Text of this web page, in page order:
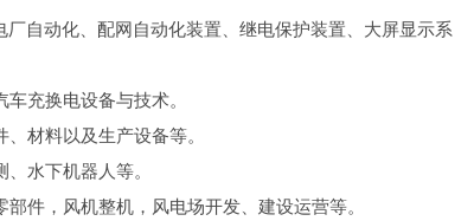
自动化、配网自动化装置、继电保护装置、大屏显示系
充换电设备与技术。
材料以及生产设备等。
水下机器人等。
件，风机整机，风电场开发、建设运营等。